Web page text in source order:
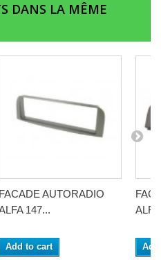
DANS LA MÊME
FACADE AUTORADIO
147...
Add to cart